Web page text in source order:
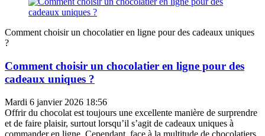
Comment choisir un chocolatier en ligne pour des cadeaux uniques
?
Comment choisir un chocolatier en ligne pour des
cadeaux uniques ?
Mardi 6 janvier 2026 18:56
Offrir du chocolat est toujours une excellente manière de surprendre
et de faire plaisir, surtout lorsqu’il s’agit de cadeaux uniques à
commander en ligne. Cependant, face à la multitude de chocolatiers